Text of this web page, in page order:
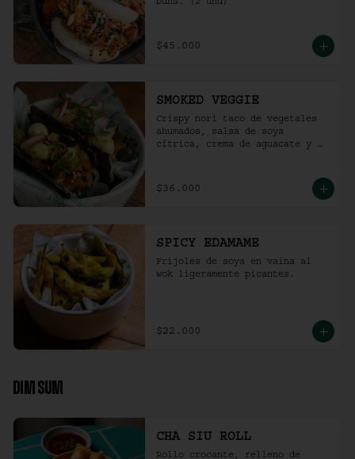
buns. (2 und)
$45.000
SMOKED VEGGIE
Crispy nori taco de vegetales
ahumados, salsa de soya
cítrica, crema de aguacate y
$36.000
SPICY EDAMAME
Frijoles de soya en vaina al
wok ligeramente picantes.
$22.000
DIM SUM
CHA SIU ROLL
Rollo crocante, relleno de